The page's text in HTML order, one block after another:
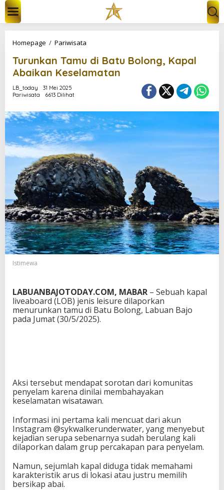
w
Homepage / Pariwisata
r
u
n
T
a
m
u
d
i
B
a
t
u
o
l
o
n
g
a
l
A
b
e
s
e
a
m
a
t
n
Turunkan Tamu di Batu Bolong, Kapal
Abaikan Keselamatan
LB_today
31 Mei 2025
Pariwisata
6613 Dilihat
Istimewa
LABUANBAJOTODAY.COM, MABAR – Sebuah kapal
liveaboard (LOB) jenis leisure dilaporkan
menurunkan tamu di Batu Bolong, Labuan Bajo
pada Jumat (30/5/2025).
Aksi tersebut mendapat sorotan dari komunitas
penyelam karena dinilai membahayakan
keselamatan wisatawan.
Informasi ini pertama kali mencuat dari akun
Instagram @sykwalkerunderwater, yang menyebut
kejadian serupa sebenarnya sudah berulang kali
dilaporkan dalam grup percakapan para penyelam.
Namun, sejumlah kapal diduga tidak memahami
karakteristik arus di lokasi atau justru memilih
bersikap abai.